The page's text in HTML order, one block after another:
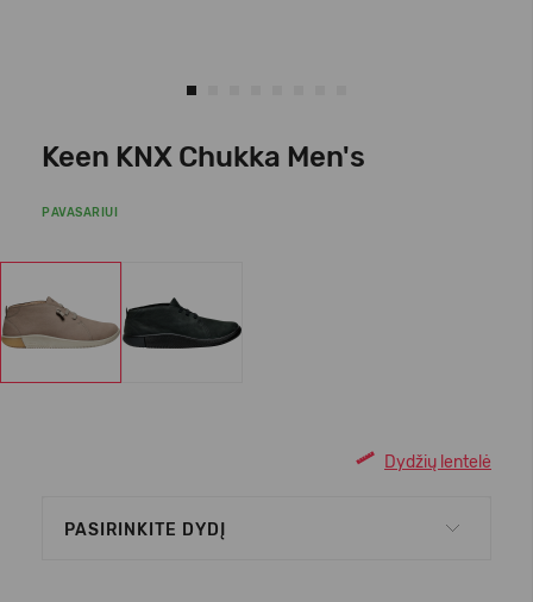
Keen KNX Chukka Men's
PAVASARIUI
Dydžių lentelė
PASIRINKITE DYDĮ